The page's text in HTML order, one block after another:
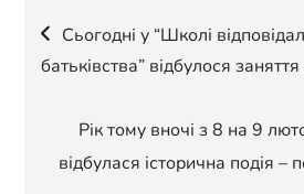
Навігація
записів
Сьогодні у “Школі
батьківства” відбулося
Рік тому вночі з 8 на 9
відбулася історична подія –